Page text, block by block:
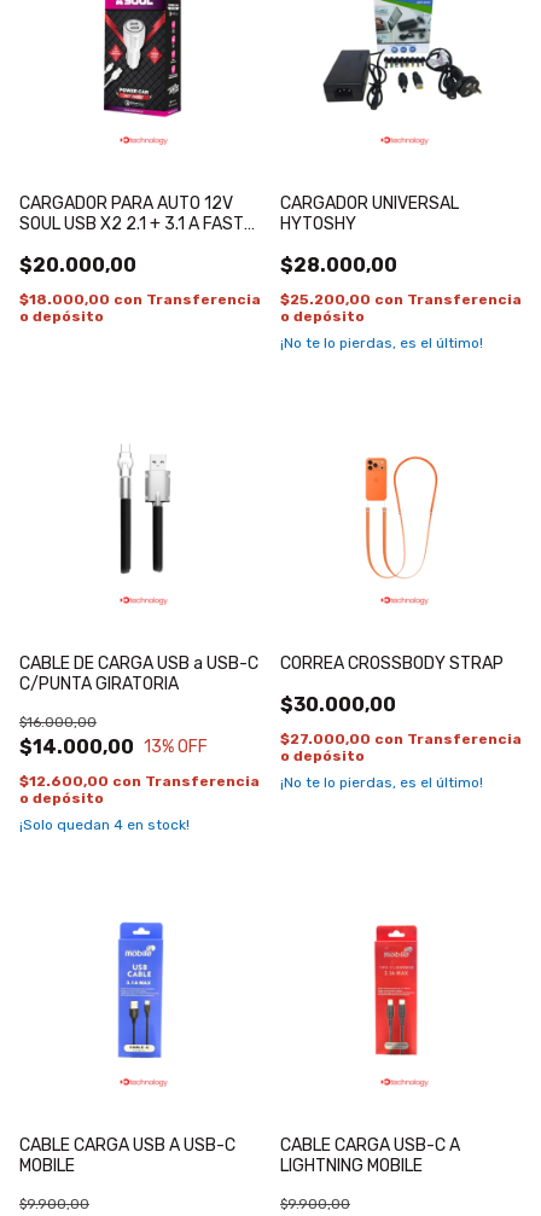
CARGADOR PARA AUTO 12V
SOUL USB X2 2.1 + 3.1 A FAST
USB
$20.000,00
$18.000,00 con Transferencia
o depósito
CARGADOR UNIVERSAL
HYTOSHY
$28.000,00
$25.200,00 con Transferencia
o depósito
¡No te lo pierdas, es el último!
CABLE DE CARGA USB a USB-C
C/PUNTA GIRATORIA
$14.000,00
$16.000,00
13% OFF
$12.600,00 con Transferencia
o depósito
¡Solo quedan 4 en stock!
CORREA CROSSBODY STRAP
$30.000,00
$27.000,00 con Transferencia
o depósito
¡No te lo pierdas, es el último!
CABLE CARGA USB A USB-C
MOBILE
$9.900,00
CABLE CARGA USB-C A
LIGHTNING MOBILE
$9.900,00